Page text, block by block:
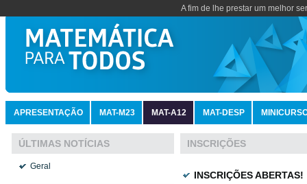
A fim de lhe prestar um melhor
APRESENTAÇÃO MAT-M23 MAT-A12 MAT-DESP
ÚLTIMAS NOTÍCIAS
Geral
INSCRIÇÕES
INSCRIÇÕES ABERTAS!